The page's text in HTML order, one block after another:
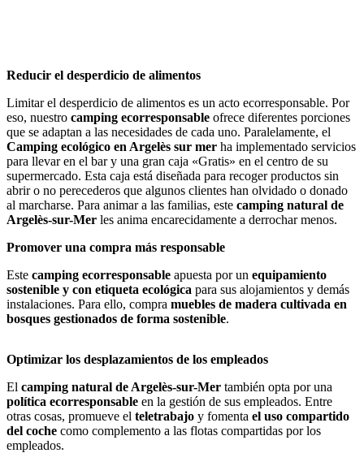
Reducir el desperdicio de alimentos
Limitar el desperdicio de alimentos es un acto ecorresponsable. Por
eso, nuestro camping ecorresponsable ofrece diferentes porciones
que se adaptan a las necesidades de cada uno. Paralelamente, el
Camping ecológico en Argelès sur mer ha implementado servicios
para llevar en el bar y una gran caja «Gratis» en el centro de su
supermercado. Esta caja está diseñada para recoger productos sin
abrir o no perecederos que algunos clientes han olvidado o donado
al marcharse. Para animar a las familias, este camping natural de
Argelès-sur-Mer les anima encarecidamente a derrochar menos.
Promover una compra más responsable
Este camping ecorresponsable apuesta por un equipamiento
sostenible y con etiqueta ecológica para sus alojamientos y demás
instalaciones. Para ello, compra muebles de madera cultivada en
bosques gestionados de forma sostenible.
Optimizar los desplazamientos de los empleados
El camping natural de Argelès-sur-Mer también opta por una
política ecorresponsable en la gestión de sus empleados. Entre
otras cosas, promueve el teletrabajo y fomenta el uso compartido
del coche como complemento a las flotas compartidas por los
empleados.